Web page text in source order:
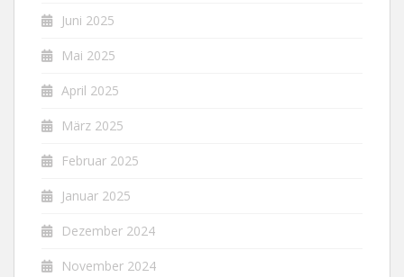
Juni 2025
Mai 2025
April 2025
März 2025
Februar 2025
Januar 2025
Dezember 2024
November 2024